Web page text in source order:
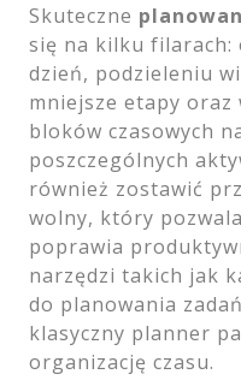
Skuteczne
się na kilku filarach:
dzień, podzieleniu
mniejsze etapy
bloków czasowych
poszczególnych
również zostawić
wolny, który
poprawia
narzędzi takich jak
do planowania
klasyczny planner
organizację czasu.